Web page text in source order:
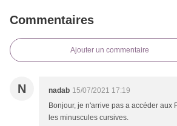
Commentaires
Ajouter un commentaire
N nadab 15/07/2021 17:19
Bonjour, je n'arrive pas a accéder aux
les minuscules cursives.